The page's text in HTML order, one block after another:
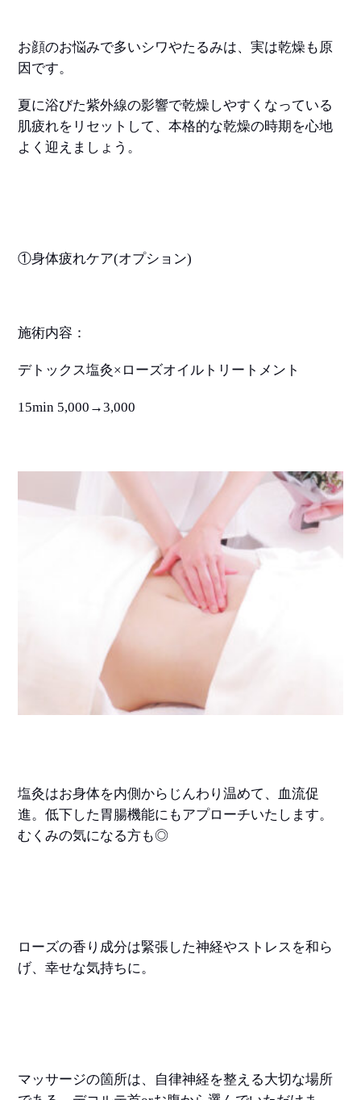
お顔のお悩みで多いシワやたるみは、実は乾燥も原
因です。
夏に浴びた紫外線の影響で乾燥しやすくなっている
肌疲れをリセットして、本格的な乾燥の時期を心地
よく迎えましょう。
①身体疲れケア(オプション)
施術内容：
デトックス塩灸× ローズオイルトリートメント
15min 5,000→3,000
塩灸はお身体を内側からじんわり温めて、血流促
進。低下した胃腸機能にもアプローチいたします。
むくみの気になる方も◎
ローズの香り成分は緊張した神経やストレスを和ら
げ、幸せな気持ちに。
マッサージの箇所は、自律神経を整える大切な場所